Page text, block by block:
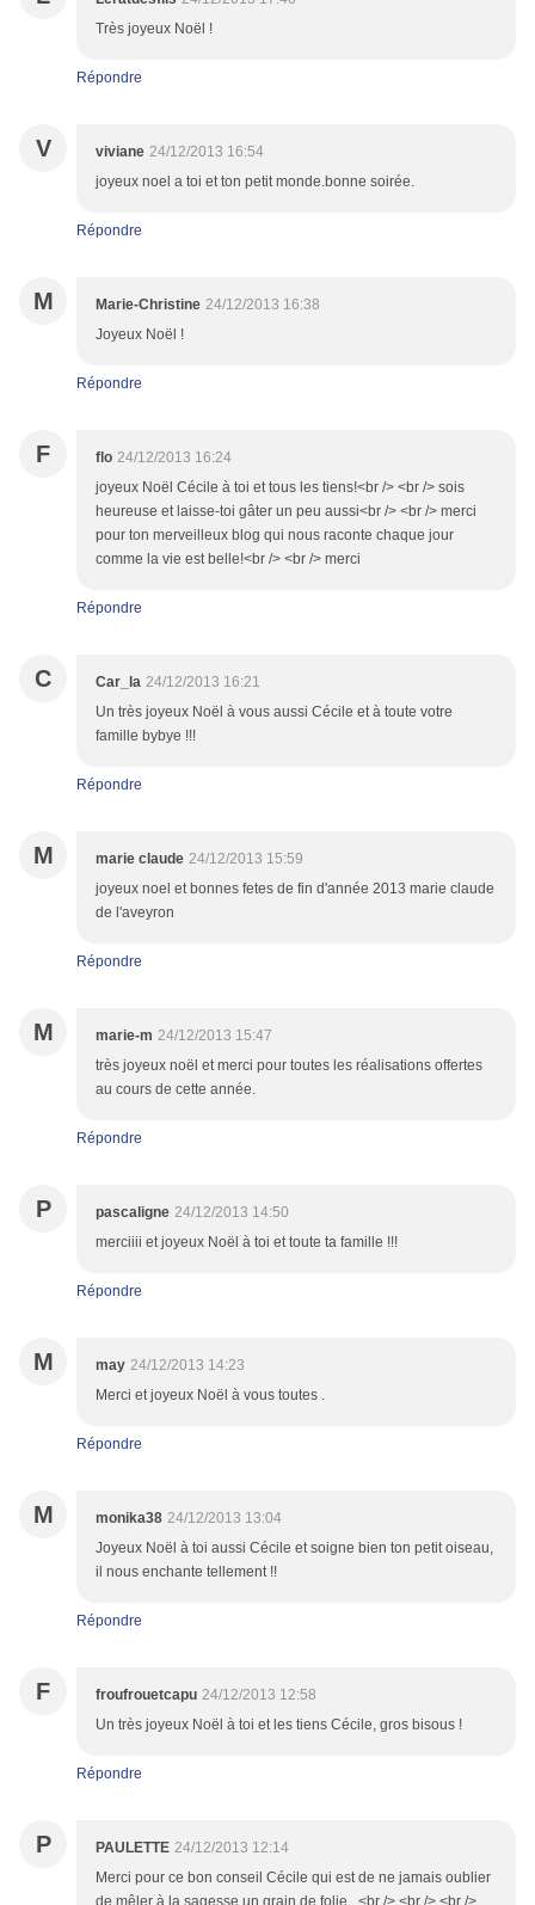
Très joyeux Noël !
Répondre
V viviane 24/12/2013 16:54
joyeux noel a toi et ton petit monde.bonne soirée.
Répondre
M Marie-Christine 24/12/2013 16:38
Joyeux Noël !
Répondre
F flo 24/12/2013 16:24
joyeux Noël Cécile à toi et tous les tiens!<br /> <br /> sois
heureuse et laisse-toi gâter un peu aussi<br /> <br /> merci
pour ton merveilleux blog qui nous raconte chaque jour
comme la vie est belle!<br /> <br /> merci
Répondre
C Car_la 24/12/2013 16:21
Un très joyeux Noël à vous aussi Cécile et à toute votre
famille bybye !!!
Répondre
M marie claude 24/12/2013 15:59
joyeux noel et bonnes fetes de fin d'année 2013 marie claude
de l'aveyron
Répondre
M marie-m 24/12/2013 15:47
très joyeux noël et merci pour toutes les réalisations offertes
au cours de cette année.
Répondre
P pascaligne 24/12/2013 14:50
merciiii et joyeux Noël à toi et toute ta famille !!!
Répondre
M may 24/12/2013 14:23
Merci et joyeux Noël à vous toutes .
Répondre
M monika38 24/12/2013 13:04
Joyeux Noël à toi aussi Cécile et soigne bien ton petit oiseau,
il nous enchante tellement !!
Répondre
F froufrouetcapu 24/12/2013 12:58
Un très joyeux Noël à toi et les tiens Cécile, gros bisous !
Répondre
P PAULETTE 24/12/2013 12:14
Merci pour ce bon conseil Cécile qui est de ne jamais oublier
de mêler à la sagesse un grain de folie.. <br /> <br /> <br />